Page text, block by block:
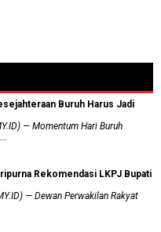
Buruh Harus Jadi
— Momentum Hari Buruh
Rekomendasi LKPJ Bupati
— Dewan Perwakilan Rakyat